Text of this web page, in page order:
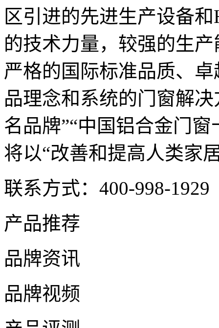
区引进的先进生产设备
的技术力量，较强的生
严格的国际标准品质、
品理念和系统的门窗解
名品牌”“中国铝合金门
将以“改善和提高人类家
联系方式：400-998-1929
产品推荐
品牌资讯
品牌视频